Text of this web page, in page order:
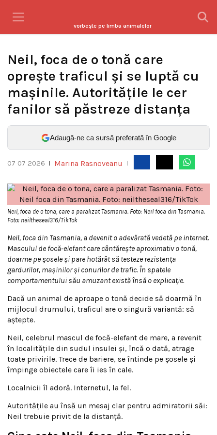
vorbeşte pe limba animalelor
Neil, foca de o tonă care
oprește traficul și se luptă cu
mașinile. Autoritățile le cer
fanilor să păstreze distanța
Adaugă-ne ca sursă preferată în Google
07 07 2026 Marina Rasnoveanu
Neil, foca de o tona, care a paralizat Tasmania. Foto: Neil foca din Tasmania.
Foto: neiltheseal316/TikTok
Neil, foca din Tasmania, a devenit o adevărată vedetă pe internet.
Masculul de focă-elefant care cântărește aproximativ o tonă,
doarme pe șosele și pare hotărât să testeze rezistența
gardurilor, mașinilor și conurilor de trafic. În spatele
comportamentului său amuzant există însă o explicație.
Dacă un animal de aproape o tonă decide să doarmă în
mijlocul drumului, traficul are o singură variantă: să
aștepte.
Neil, celebrul mascul de focă-elefant de mare, a revenit
în localitățile din sudul insulei și, încă o dată, atrage
toate privirile. Trece de bariere, se întinde pe șosele și
împinge obiectele care îi ies în cale.
Localnicii îl adoră. Internetul, la fel.
Autoritățile au însă un mesaj clar pentru admiratorii săi:
Neil trebuie privit de la distanță.